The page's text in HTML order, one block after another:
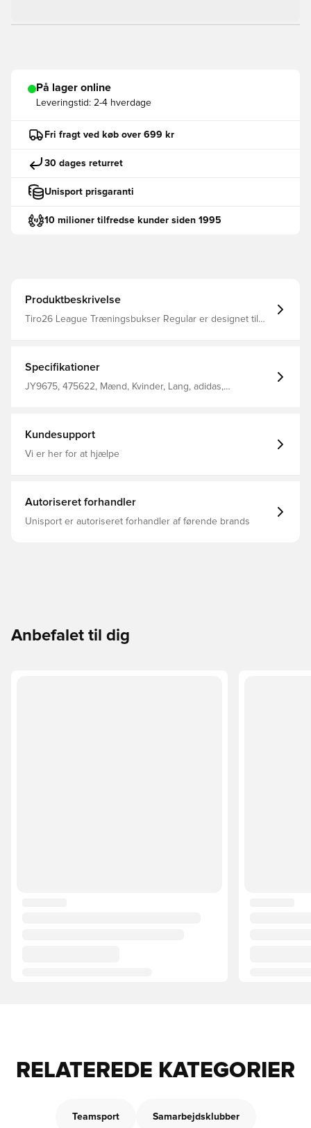
På lager online
Leveringstid: 2-4 hverdage
Fri fragt ved køb over 699 kr
30 dages returret
Unisport prisgaranti
10 milioner tilfredse kunder siden 1995
Produktbeskrivelse
Tiro26 League Træningsbukser Regular er designet til
lynlås Benlynlås Træksnor Normal pasform 100%
genanvendt polyester
Specifikationer
JY9675, 475622, Mænd, Kvinder, Lang, adidas,
Kundesupport
Vi er her for at hjælpe
Autoriseret forhandler
Unisport er autoriseret forhandler af førende brands
Anbefalet til dig
RELATEREDE KATEGORIER
Teamsport Samarbejdsklubber